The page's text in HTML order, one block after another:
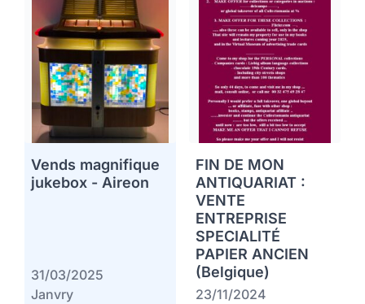
Vends magnifique
jukebox - Aireon
31/03/2025
Janvry
FIN DE MON
ANTIQUARIAT :
VENTE
ENTREPRISE
SPECIALITÉ
PAPIER ANCIEN
(Belgique)
23/11/2024